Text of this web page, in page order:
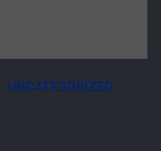
UNCATEGORIZED